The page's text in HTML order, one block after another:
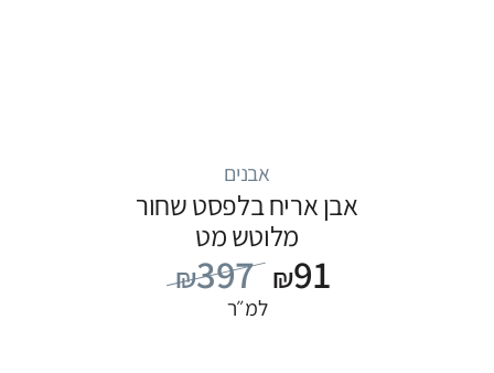
אבנים
אבן אריח בלפסט שחור
מלוטש מט
₪397 ₪91
למ״ר